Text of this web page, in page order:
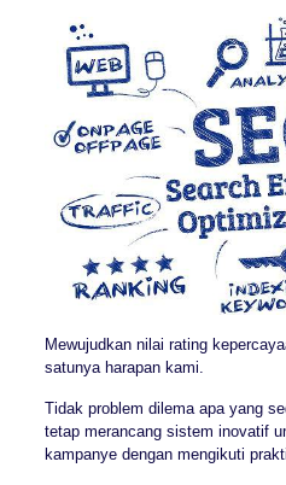
Mewujudkan nilai rating
satunya harapan kami.
Tidak problem dilema apa yang
tetap merancang sistem inovatif
kampanye dengan mengikuti